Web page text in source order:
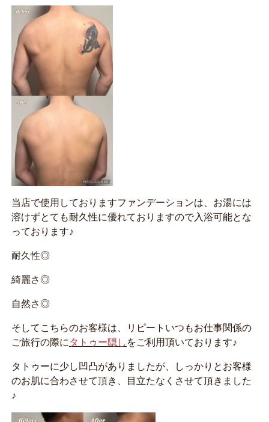
当店で使用しておりますファンデーションは、お湯には
溶けずとても耐久性に優れておりますので入浴可能とな
っております♪
耐久性◎
綺麗さ◎
自然さ◎
そしてこちらのお客様は、リピートいつもお仕事関係の
ご旅行の際に タトゥー隠し をご利用頂いております♪
タトゥーに少し凹凸がありましたが、しっかりとお客様
のお肌に合わさせて頂き、目立たなくさせて頂きました
♪